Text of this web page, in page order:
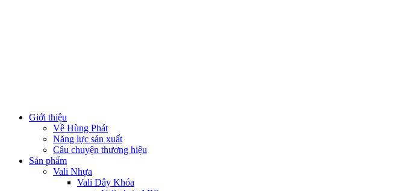
Giới thiệu
Về Hùng Phát
Năng lực sản xuất
Câu chuyện thương hiệu
Sản phẩm
Vali Nhựa
Vali Dây Khóa